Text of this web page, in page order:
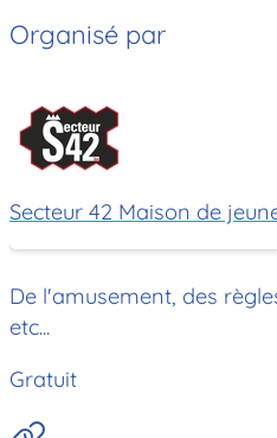
Organisé par
Secteur 42 Maison de
De l'amusement, des
etc...
Gratuit